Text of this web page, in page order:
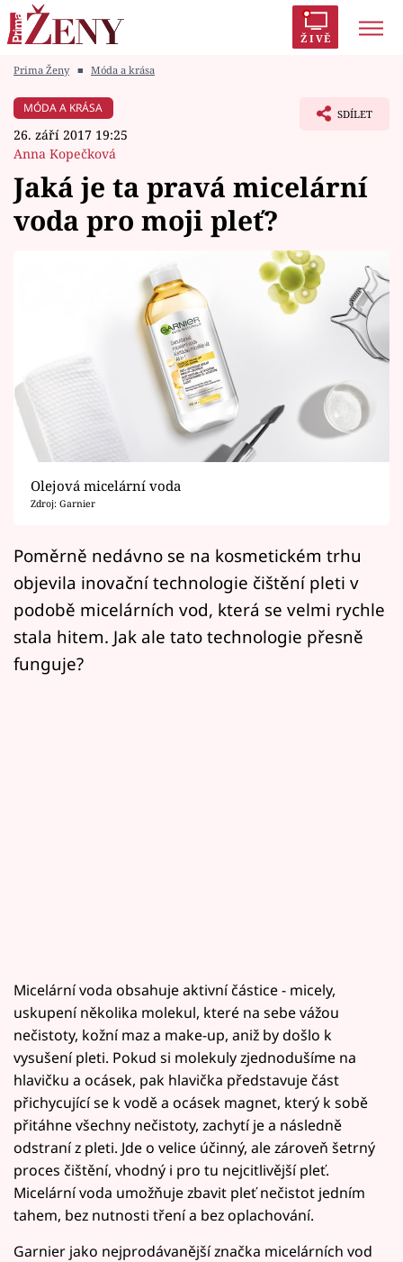
ŽIVĚ
Módní alarm
Témata
Seriály
Horoskopy
Sledujte prima+
Filmový festival Karlovy Vary
Mámy sobě
Přihlášení
Prima Ženy ■ Móda a krása
MÓDA A KRÁSA
26. září 2017 19:25
Anna Kopečková
SDÍLET
Jaká je ta pravá micelární
voda pro moji pleť?
Olejová micelární voda
Zdroj: Garnier
Poměrně nedávno se na kosmetickém trhu
objevila inovační technologie čištění pleti v
podobě micelárních vod, která se velmi rychle
stala hitem. Jak ale tato technologie přesně
funguje?
Micelární voda obsahuje aktivní částice - micely,
uskupení několika molekul, které na sebe vážou
nečistoty, kožní maz a make-up, aniž by došlo k
vysušení pleti. Pokud si molekuly zjednodušíme na
hlavičku a ocásek, pak hlavička představuje část
přichycující se k vodě a ocásek magnet, který k sobě
přitáhne všechny nečistoty, zachytí je a následně
odstraní z pleti. Jde o velice účinný, ale zároveň šetrný
proces čištění, vhodný i pro tu nejcitlivější pleť.
Micelární voda umožňuje zbavit pleť nečistot jedním
tahem, bez nutnosti tření a bez oplachování.
Garnier jako nejprodávanější značka micelárních vod